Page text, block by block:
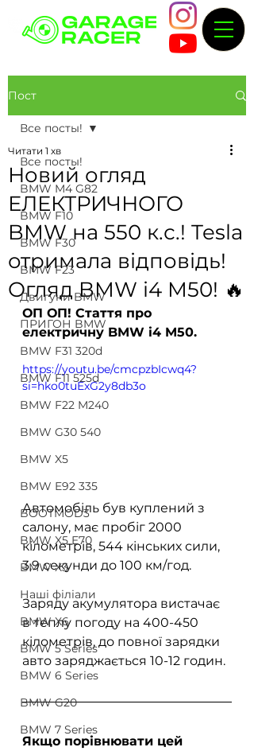
Пост
Все посты!
BMW M4 G82
BMW F10
BMW F30
BMW F23
Двигуни BMW
ПРИГОН BMW
BMW F31 320d
BMW F11 525d
BMW F22 M240
BMW G30 540
BMW X5
BMW E92 335
BOOTMOD3
BMW X5 E70
BMW X3
Наші філіали
BMW X6
BMW 5 Series
BMW 6 Series
BMW G20
BMW 7 Series
Все посты!
Новий огляд
ЕЛЕКТРИЧНОГО
BMW на 550 к.с.! Tesla
отримала відповідь!
Огляд BMW i4 M50! 🔥
Читати 1 хв
ОП ОП! Стаття про
електричну BMW i4 M50.
https://youtu.be/cmcpzbIcwq4?
si=hko0tuExG2y8db3o
Автомобіль був куплений з
салону, має пробіг 2000
кілометрів, 544 кінських сили,
3,9 секунди до 100 км/год.
Заряду акумулятора вистачає
в теплу погоду на 400-450
кілометрів, до повної зарядки
авто заряджається 10-12 годин.
Якщо порівнювати цей